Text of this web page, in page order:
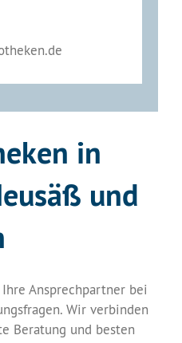
in
und
Ansprechpartner bei
Wir verbinden
Beratung und besten